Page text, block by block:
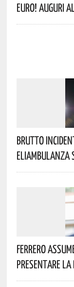
Euro! Auguri
Brutto
Eliambulanza
Ferrero
Presentare La